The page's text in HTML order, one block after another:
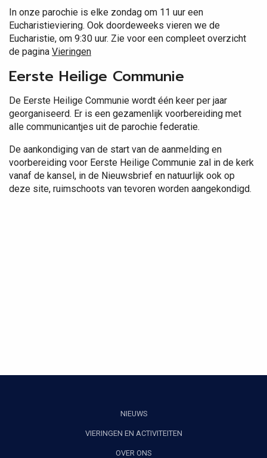
In onze parochie is elke zondag om 11 uur een
Eucharistieviering. Ook doordeweeks vieren we de
Eucharistie, om 9:30 uur. Zie voor een compleet overzicht
de pagina Vieringen
Eerste Heilige Communie
De Eerste Heilige Communie wordt één keer per jaar
georganiseerd. Er is een gezamenlijk voorbereiding met
alle communicantjes uit de parochie federatie.
De aankondiging van de start van de aanmelding en
voorbereiding voor Eerste Heilige Communie zal in de kerk
vanaf de kansel, in de Nieuwsbrief en natuurlijk ook op
deze site, ruimschoots van tevoren worden aangekondigd.
NIEUWS
VIERINGEN EN ACTIVITEITEN
OVER ONS